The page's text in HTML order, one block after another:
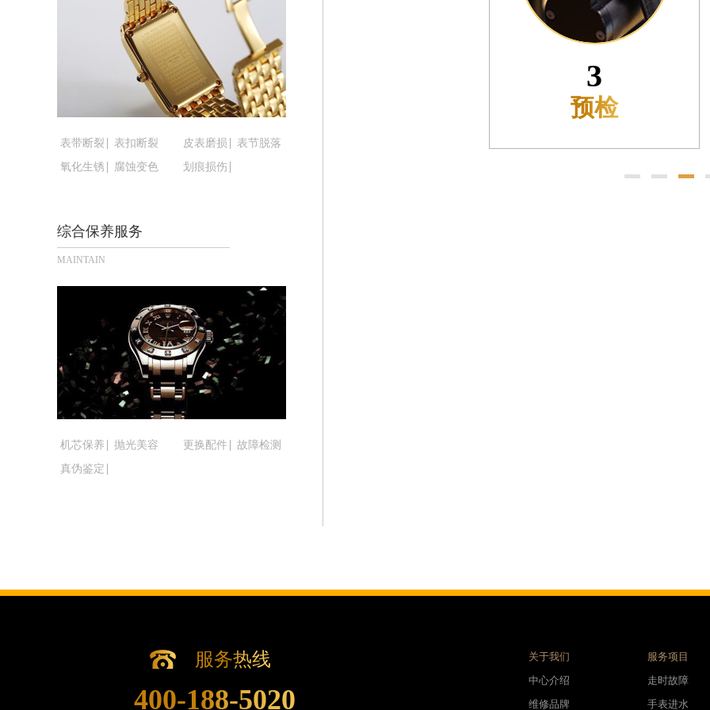
黑龙江省黑河市爱辉区中央街腕表时光售后服务中心（需提前预约）
黑龙江省鸡西市鸡冠区红军路腕表时光售后服务中心（需提前预约）
黑龙江省佳木斯市向阳区长安路腕表时光售后服务中心（需提前预约）
黑龙江省牡丹江市东安区太平路腕表时光售后服务中心（需提前预约）
黑龙江省七台河市桃山区大同街腕表时光售后服务中心（需提前预约）
黑龙江省齐齐哈尔市龙沙区龙华路腕表时光售后服务中心（需提前预约）
黑龙江省双鸭山市尖山区新兴大街腕表时光售后服务中心（需提前预约）
黑龙江省绥化市北林区新华街与康庄路交叉口腕表时光售后服务中心（需提前预约）
吉林省吉林市船营区河南街腕表时光售后服务中心（需提前预约）
吉林省梅河口市新华街道梅河大街腕表时光售后服务中心（需提前预约）
吉林省四平市铁东区紫气大路与南九经街交汇处腕表时光售后服务中心（需提前预约）
吉林省松原市宁江区五环大街腕表时光售后服务中心（需提前预约）
吉林省通化市东昌区环通乡江南大街腕表时光售后服务中心（需提前预约）
吉林省延边市延吉市解放路腕表时光售后服务中心（需提前预约）
辽宁省朝阳市双塔区新华路腕表时光售后服务中心（需提前预约）
辽宁省营口市站前区市府路与渤海大街交叉口腕表时光售后服务中心（需提前预约）
辽宁省沈阳市沈河区中街路137号亨得利名表维修授权店1楼腕表时光售后服务中心（需提前预约）
辽宁省沈阳市沈河区中街路83号亨得利名表维修授权店1楼腕表时光售后服务中心（需提前预约）
表带断裂 表扣断裂 皮表磨损
表节脱落
氧化生锈
腐蚀变色 划痕损伤
综合保养服务
MAINTAIN
机芯保养 抛光美容 更换配件
故障检测
真伪鉴定
4
确认服务
服务热线
400-188-5020
关于我们
中心介绍
维修品牌
服务项目
走时故障
手表进水